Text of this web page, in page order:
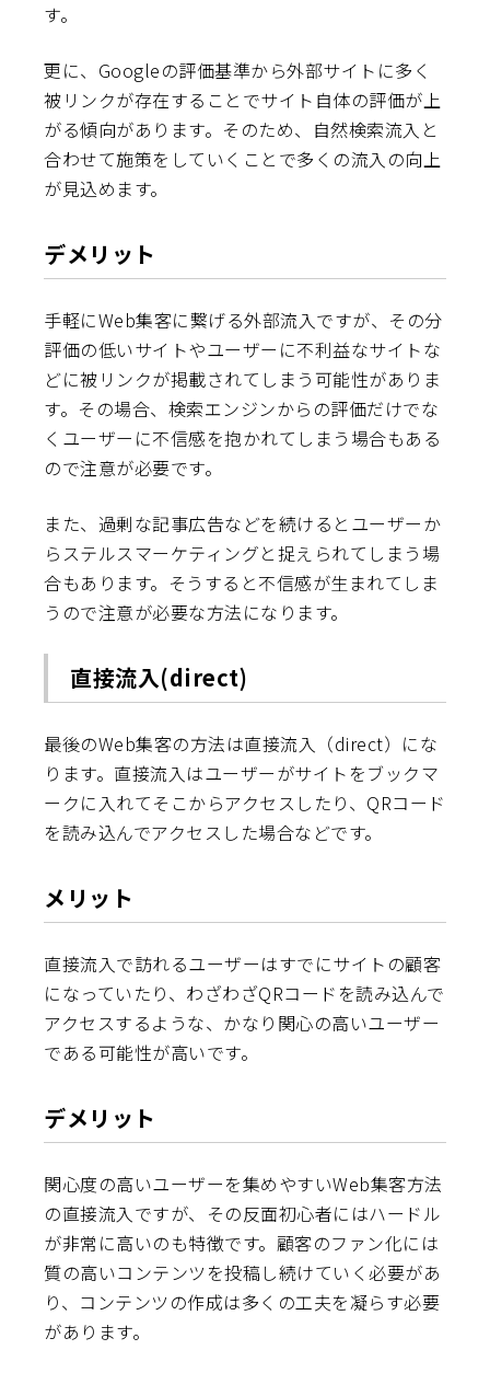
す。
更に、Googleの評価基準から外部サイトに多く
被リンクが存在することでサイト自体の評価が上
がる傾向があります。そのため、自然検索流入と
合わせて施策をしていくことで多くの流入の向上
が見込めます。
デメリット
手軽にWeb集客に繋げる外部流入ですが、その分
評価の低いサイトやユーザーに不利益なサイトな
どに被リンクが掲載されてしまう可能性がありま
す。その場合、検索エンジンからの評価だけでな
くユーザーに不信感を抱かれてしまう場合もある
ので注意が必要です。
また、過剰な記事広告などを続けるとユーザーか
らステルスマーケティングと捉えられてしまう場
合もあります。そうすると不信感が生まれてしま
うので注意が必要な方法になります。
直接流入(direct)
最後のWeb集客の方法は直接流入（direct）にな
ります。直接流入はユーザーがサイトをブックマ
ークに入れてそこからアクセスしたり、QRコード
を読み込んでアクセスした場合などです。
メリット
直接流入で訪れるユーザーはすでにサイトの顧客
になっていたり、わざわざQRコードを読み込んで
アクセスするような、かなり関心の高いユーザー
である可能性が高いです。
デメリット
関心度の高いユーザーを集めやすいWeb集客方法
の直接流入ですが、その反面初心者にはハードル
が非常に高いのも特徴です。顧客のファン化には
質の高いコンテンツを投稿し続けていく必要があ
り、コンテンツの作成は多くの工夫を凝らす必要
があります。